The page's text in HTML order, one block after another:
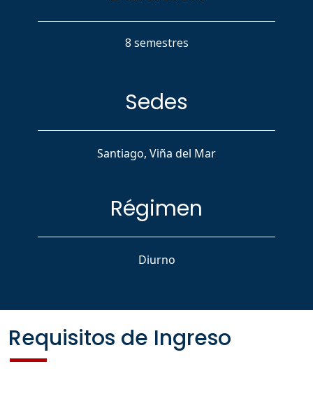
8 semestres
Sedes
Santiago, Viña del Mar
Régimen
Diurno
Requisitos de Ingreso